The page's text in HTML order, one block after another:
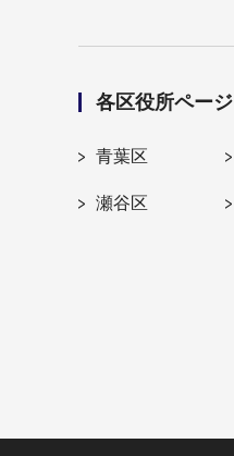
各区役所ページ
青葉区
瀬谷区